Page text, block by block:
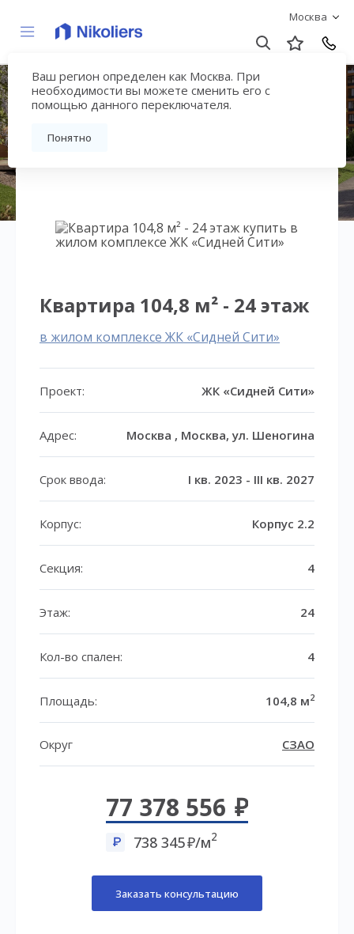
Москва
Ваш регион определен как Москва. При
необходимости вы можете сменить его с
помощью данного переключателя.
Понятно
ЖК «Сидней Сити»
Вернуться на страницу жилого комплекса
Квартира 104,8 м² - 24 этаж
в жилом комплексе ЖК «Сидней Сити»
Проект: ЖК «Сидней Сити»
Адрес: Москва , Москва, ул. Шеногина
Срок ввода: I кв. 2023 - III кв. 2027
Корпус: Корпус 2.2
Секция: 4
Этаж: 24
Кол-во спален: 4
Площадь: 104,8 м2
Округ СЗАО
77 378 556
738 345 /м2
Заказать консультацию